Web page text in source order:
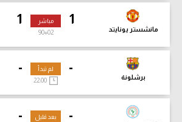
1
مانشستر يونايتد
1 مباشر
90+02
-
برشلونة
- لم تبدأ
-
- بعد قليل